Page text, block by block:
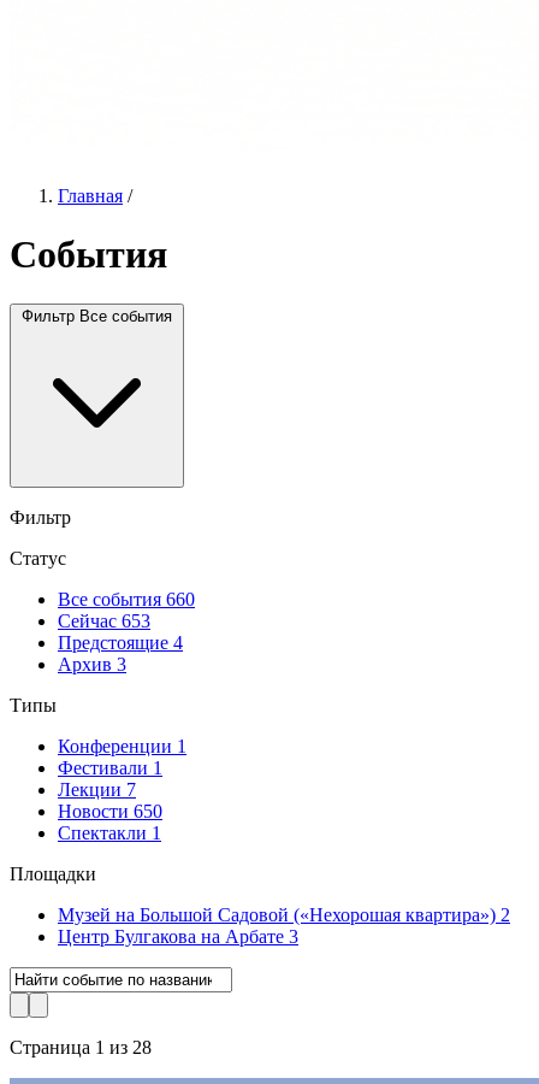
Главная /
События
Фильтр Все события
Фильтр
Статус
Все события 660
Сейчас 653
Предстоящие 4
Архив 3
Типы
Конференции 1
Фестивали 1
Лекции 7
Новости 650
Спектакли 1
Площадки
Музей на Большой Садовой («Нехорошая квартира») 2
Центр Булгакова на Арбате 3
Страница 1 из 28